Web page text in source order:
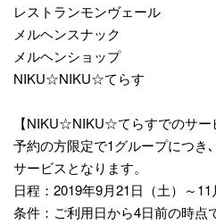
レストランモンヴェール
メルヘンスナック
メルヘンショップ
NIKU☆NIKU☆てらす
【NIKU☆NIKU☆てらすでのサー
予約の方限定で1グループにつき
サービスとなります。
日程：2019年9月21日（土）～11
条件：ご利用日から4日前の時点